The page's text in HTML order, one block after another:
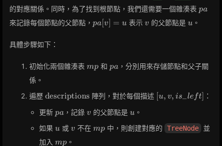
的對應關係。同時，為了找到根節點，我們還需要一個雜湊表 pa
pa
來記錄每個節點的父節點， pa[v]
= u
pa[v] = u 表示 v
v 的父節點是 u
u。
具體步驟如下：
初始化兩個雜湊表 mp
mp 和 pa
pa ，分別用來存儲節點和父子關
係。
遍歷 \text{descriptions}
descriptions 陣列，對於每個描述 [u, v,
is\_left]
[u, v, is le ft] ：
更新 pa
pa ，記錄 v
v 的父節點是 u
u。
如果 u
u 或 v
v 不在 mp
mp中，則創建對應的 TreeNode
並
加入 mp
mp 。